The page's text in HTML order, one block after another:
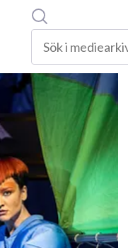
Sök
Sök i mediearkivet